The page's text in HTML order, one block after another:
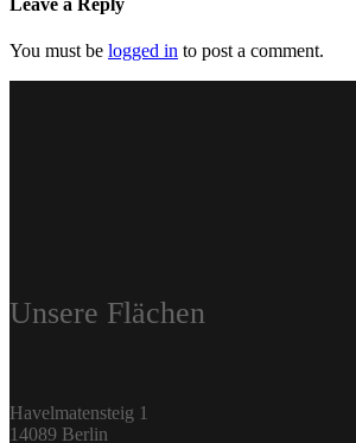
Leave a Reply
You must be logged in to post a comment.
Unsere Flächen
Havelmatensteig 1
14089 Berlin